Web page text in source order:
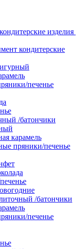
изделия
кондитерские
печенье
/батончики
карамель
пряники/печенье
/батончики
печенье